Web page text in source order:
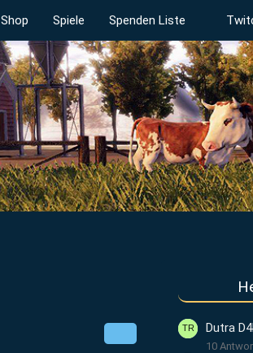
Shop Spiele Spenden Liste
Dutra
10